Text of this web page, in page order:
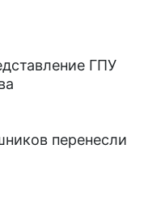
ГПУ
перенесли